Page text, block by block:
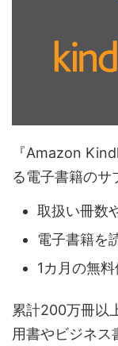
『Amazon
る電子書籍のサ
取扱い冊数
電子書籍を
1カ月の無
累計200万冊以
用書やビジネス